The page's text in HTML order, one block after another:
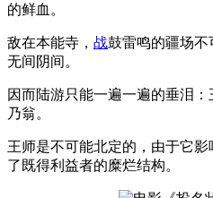
的鲜血。
敌在本能寺， 战鼓雷鸣的疆场不
无间阴间。
因而陆游只能一遍一遍的垂泪
乃翁。
王师是不可能北定的，由于它
了既得利益者的糜烂结构。